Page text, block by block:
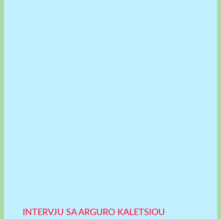
INTERVJU SA ARGURO KALETSIOU